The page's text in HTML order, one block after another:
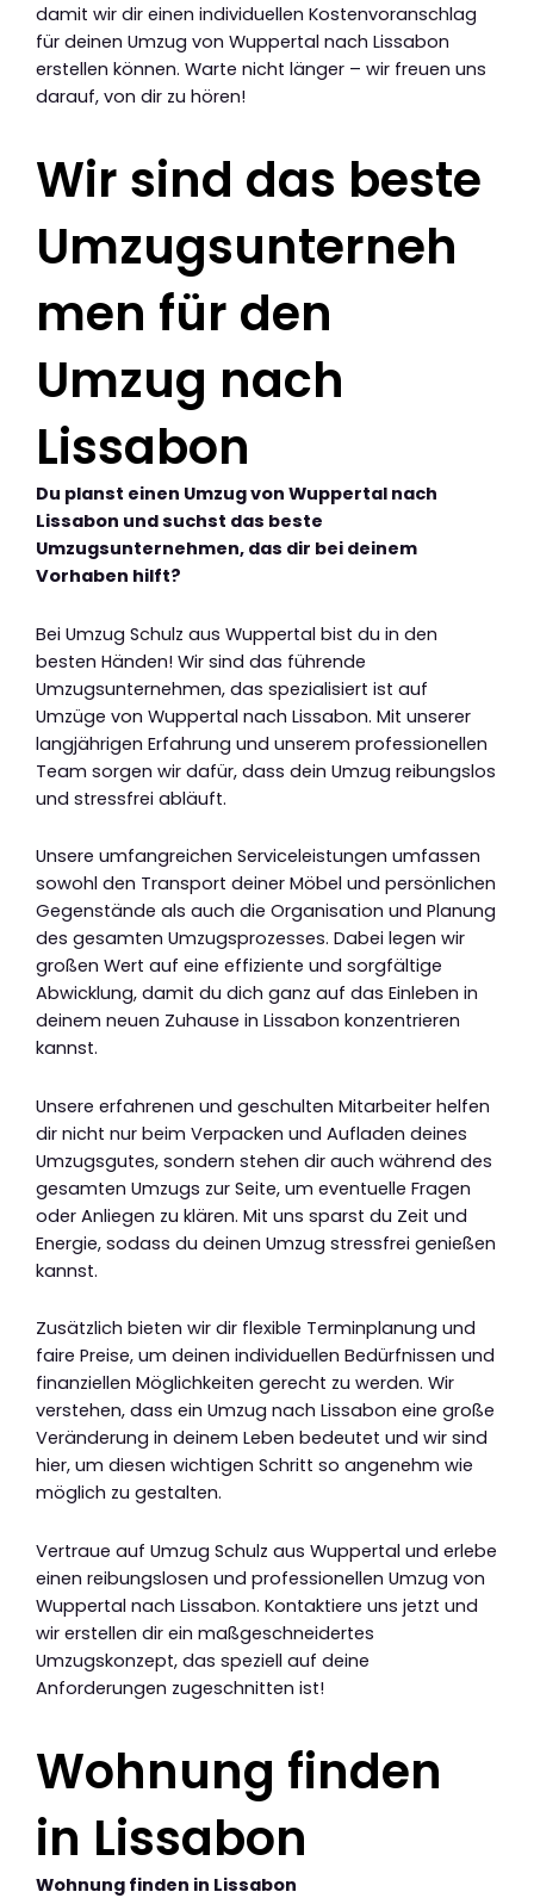
damit wir dir einen individuellen Kostenvoranschlag
für deinen Umzug von Wuppertal nach Lissabon
erstellen können. Warte nicht länger – wir freuen uns
darauf, von dir zu hören!
Wir sind das beste
Umzugsunterneh
men für den
Umzug nach
Lissabon
Du planst einen Umzug von Wuppertal nach
Lissabon und suchst das beste
Umzugsunternehmen, das dir bei deinem
Vorhaben hilft?
Bei Umzug Schulz aus Wuppertal bist du in den
besten Händen! Wir sind das führende
Umzugsunternehmen, das spezialisiert ist auf
Umzüge von Wuppertal nach Lissabon. Mit unserer
langjährigen Erfahrung und unserem professionellen
Team sorgen wir dafür, dass dein Umzug reibungslos
und stressfrei abläuft.
Unsere umfangreichen Serviceleistungen umfassen
sowohl den Transport deiner Möbel und persönlichen
Gegenstände als auch die Organisation und Planung
des gesamten Umzugsprozesses. Dabei legen wir
großen Wert auf eine effiziente und sorgfältige
Abwicklung, damit du dich ganz auf das Einleben in
deinem neuen Zuhause in Lissabon konzentrieren
kannst.
Unsere erfahrenen und geschulten Mitarbeiter helfen
dir nicht nur beim Verpacken und Aufladen deines
Umzugsgutes, sondern stehen dir auch während des
gesamten Umzugs zur Seite, um eventuelle Fragen
oder Anliegen zu klären. Mit uns sparst du Zeit und
Energie, sodass du deinen Umzug stressfrei genießen
kannst.
Zusätzlich bieten wir dir flexible Terminplanung und
faire Preise, um deinen individuellen Bedürfnissen und
finanziellen Möglichkeiten gerecht zu werden. Wir
verstehen, dass ein Umzug nach Lissabon eine große
Veränderung in deinem Leben bedeutet und wir sind
hier, um diesen wichtigen Schritt so angenehm wie
möglich zu gestalten.
Vertraue auf Umzug Schulz aus Wuppertal und erlebe
einen reibungslosen und professionellen Umzug von
Wuppertal nach Lissabon. Kontaktiere uns jetzt und
wir erstellen dir ein maßgeschneidertes
Umzugskonzept, das speziell auf deine
Anforderungen zugeschnitten ist!
Wohnung finden
in Lissabon
Wohnung finden in Lissabon